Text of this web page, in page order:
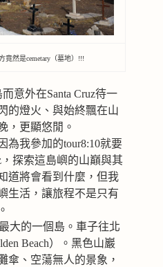
竟然是cemetary（墓地）!!!
意外在Santa Cruz待一
的燈火、與始終飄在山
，更顯悠閒。
為我參加的tour8:10就要
探索這島嶼的山巔與其
道將會看到什麼，但我
生活，讓旅程不是只有
大的一個島。車子往北
Beach）。黑色山巖
傘、空蕩無人的景象，